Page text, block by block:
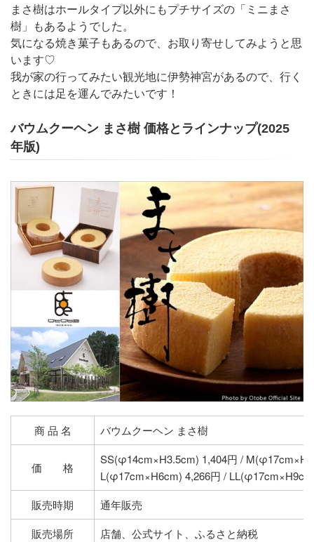
まさ樹はホールタイプ以外にもプチサイズの「ミニまさ
樹」もあるようでした。
気になる焼き菓子もあるので、お取り寄せしてみようと思
います♡
我が家の行ってみたい観光地に伊勢神宮があるので、行く
ときには足を運んでみたいです！
バウムクーヘン まさ樹 価格とラインナップ(2025
年版)
商 品 名 バウムクーヘン まさ樹
価 格
SS(φ14cm×H3.5cm) 1,404円 /
L(φ17cm×H6cm) 4,266円 /
販売時期
通年販売
販売場所
店舗、公式サイト、ふるさと納税